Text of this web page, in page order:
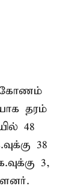
தரம்
48
38
3,